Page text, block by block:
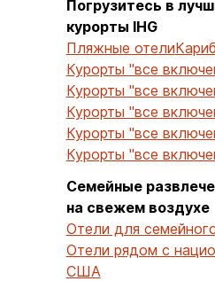
Погрузитесь в
курорты IHG
Пляжные отели
Курорты "все
Курорты "все
Курорты "все
Курорты "все
Курорты "все
Семейные
на свежем воздухе
Отели для
Отели рядом с
США